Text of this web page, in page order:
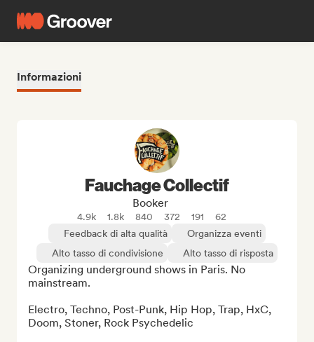
Informazioni
Fauchage Collectif
Booker
4.9k 1.8k 840 372 191
62
Feedback di alta qualità
Organizza eventi
Alto tasso di condivisione
Alto tasso di risposta
Organizing underground shows in Paris. No
mainstream.
Electro, Techno, Post-Punk, Hip Hop, Trap, HxC,
Doom, Stoner, Rock Psychedelic